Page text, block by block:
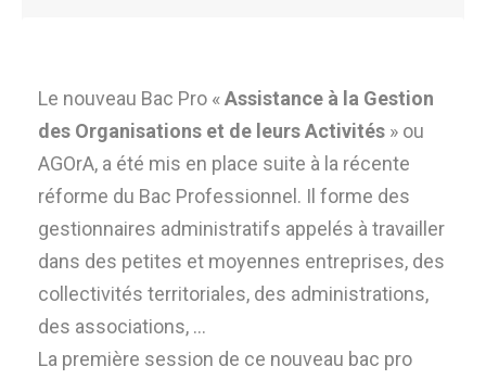
Le nouveau Bac Pro «Assistance à la Gestion
des Organisations et de leurs Activités » ou
AGOrA, a été mis en place suite à la récente
réforme du Bac Professionnel. Il forme des
gestionnaires administratifs appelés à travailler
dans des petites et moyennes entreprises, des
collectivités territoriales, des administrations,
des associations, …
La première session de ce nouveau bac pro